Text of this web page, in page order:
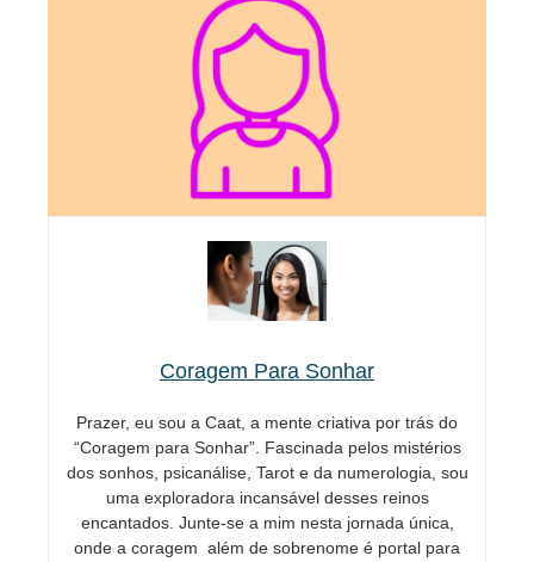
Coragem Para Sonhar
Prazer, eu sou a Caat, a mente criativa por trás do
“Coragem para Sonhar”. Fascinada pelos mistérios
dos sonhos, psicanálise, Tarot e da numerologia, sou
uma exploradora incansável desses reinos
encantados. Junte-se a mim nesta jornada única,
onde a coragem além de sobrenome é portal para